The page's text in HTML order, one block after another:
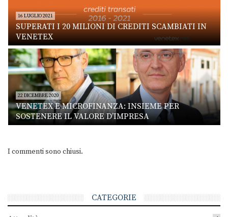
16 LUGLIO 2021
SUPERATI I 20 MILIONI DI CREDITI SCAMBIATI IN
VENETEX
22 DICEMBRE 2020
VENETEX E MICROFINANZA: INSIEME PER
SOSTENERE IL VALORE D’IMPRESA
I commenti sono chiusi.
CATEGORIE